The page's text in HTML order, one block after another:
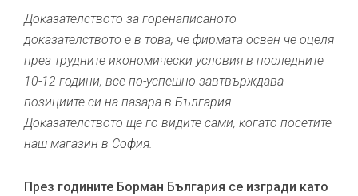
Доказателството за горенаписаното –
доказателството е в това, че фирмата освен че оцеля
през трудните икономически условия в последните
10-12 години, все по-успешно завтвърждава
позициите си на пазара в България.
Доказателството ще го видите сами, когато посетите
наш магазин в София.
През годините Борман България се изгради като